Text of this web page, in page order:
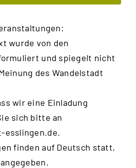
wurde von den
und spiegelt nicht
des Wandelstadt
wir eine Einladung
sich bitte an
esslingen.de.
finden auf Deutsch statt,